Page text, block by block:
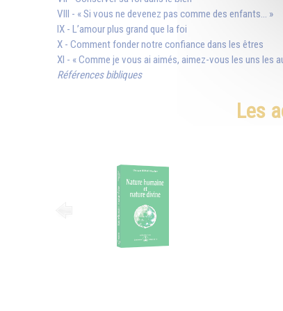
VIII - « Si vous ne devenez pas comme des enfants... »
IX - L’amour plus grand que la foi
X - Comment fonder notre confiance dans les êtres
XI - « Comme je vous ai aimés, aimez-vous les uns les
Références bibliques
Les